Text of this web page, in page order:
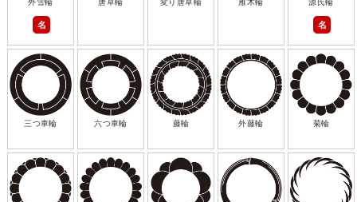
名 名
三つ車輪 六つ車輪 藤輪 外藤輪 菊輪